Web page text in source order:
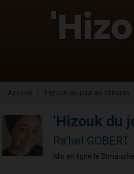
Accueil 'Hizouk du jour au féminin
'Hizouk du
Ra'hel GOBERT
Mis en ligne le